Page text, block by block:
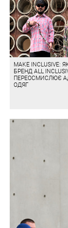
MAKE INCLUSIVE:
БРЕНД ALL
ПЕРЕОСМИСЛЮЄ
ОДЯГ